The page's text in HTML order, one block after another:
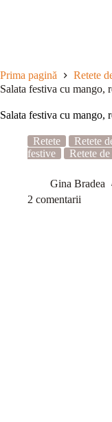
Prima pagină Retete
Salata festiva cu mango,
Salata festiva cu mango,
Retete Retete
festive
Retete
Gina Bradea
2 comentarii